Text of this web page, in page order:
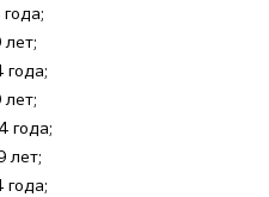
года;
лет;